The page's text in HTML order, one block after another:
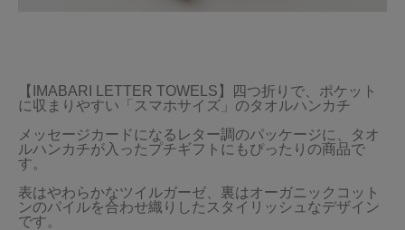
【IMABARI LETTER TOWELS】四つ折りで、ポケット
に収まりやすい「スマホサイズ」のタオルハンカチ
メッセージカードになるレター調のパッケージに、タオ
ルハンカチが入ったプチギフトにもぴったりの商品で
す。
表はやわらかなツイルガーゼ、裏はオーガニックコット
ンのパイルを合わせ織りしたスタイリッシュなデザイン